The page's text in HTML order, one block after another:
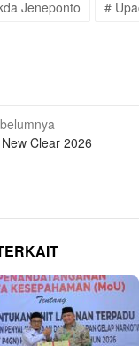
Jeneponto
#
Clear 2026